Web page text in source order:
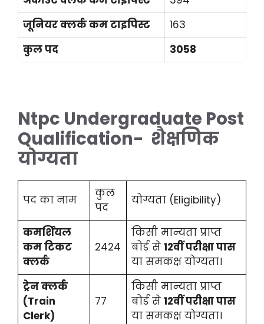
जूनियर क्लर्क कम टाइपिस्ट
163
कुल पद
3058
Ntpc Undergraduate Post
Qualification- शैक्षणिक
योग्यता
पद का नाम
कुल
पद
योग्यता (Eligibility)
कमर्शियल
कम टिकट
क्लर्क
2424
किसी मान्यता प्राप्त
बोर्ड से 12वीं परीक्षा पास
या समकक्ष योग्यता।
ट्रेन क्लर्क
(Train
Clerk)
77
किसी मान्यता प्राप्त
बोर्ड से 12वीं परीक्षा पास
या समकक्ष योग्यता।